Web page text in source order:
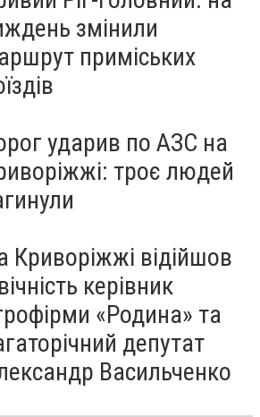
змінили
приміських
ударив по АЗС на
троє людей
Криворіжжі відійшов
керівник
«Родина» та
депутат
Васильченко